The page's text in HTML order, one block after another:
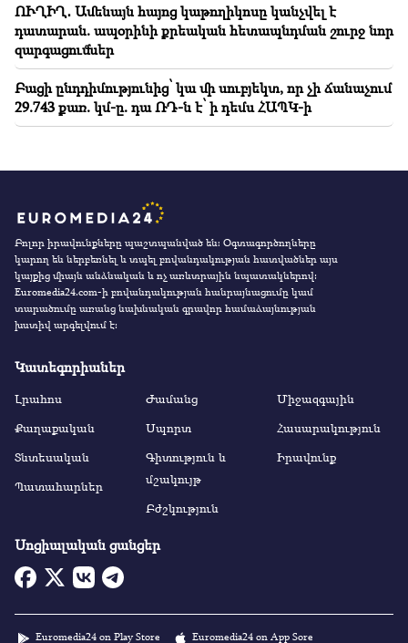
ՈՒՂԻՂ․ Ամենայն հայոց կաթողիկոսը կանչվել է
դատարան. ապօրինի քրեական հետապնդման շուրջ նոր
զարգացումներ
Բացի ընդդիմությունից՝ կա մի սուբյեկտ, որ չի ճանաչում
29.743 քառ. կմ-ը. դա ՌԴ-ն է՝ ի դեմս ՀԱՊԿ-ի
Բոլոր իրավունքները պաշտպանված են։ Օգտագործողները
կարող են ներբեռնել և տպել բովանդակության հատվածներ այս
կայքից միայն անձնական և ոչ առևտրային նպատակներով:
Euromedia24.com-ի բովանդակության հանրայնացումը կամ
տարածումը առանց նախնական գրավոր համաձայնության
խստիվ արգելվում է:
Կատեգորիաներ
Լրահոս
Քաղաքական
Տնտեսական
Պատահարներ
Ժամանց
Սպորտ
Գիտություն և
մշակույթ
Բժշկություն
Միջազգային
Հասարակություն
Իրավունք
Սոցիալական ցանցեր
Euromedia24 on Play Store Euromedia24 on App Sore